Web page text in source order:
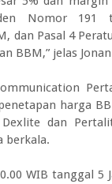
Nomor 191
dan Pasal 4
BBM,” jelas
harga
dan
berkala.
WIB tanggal 5